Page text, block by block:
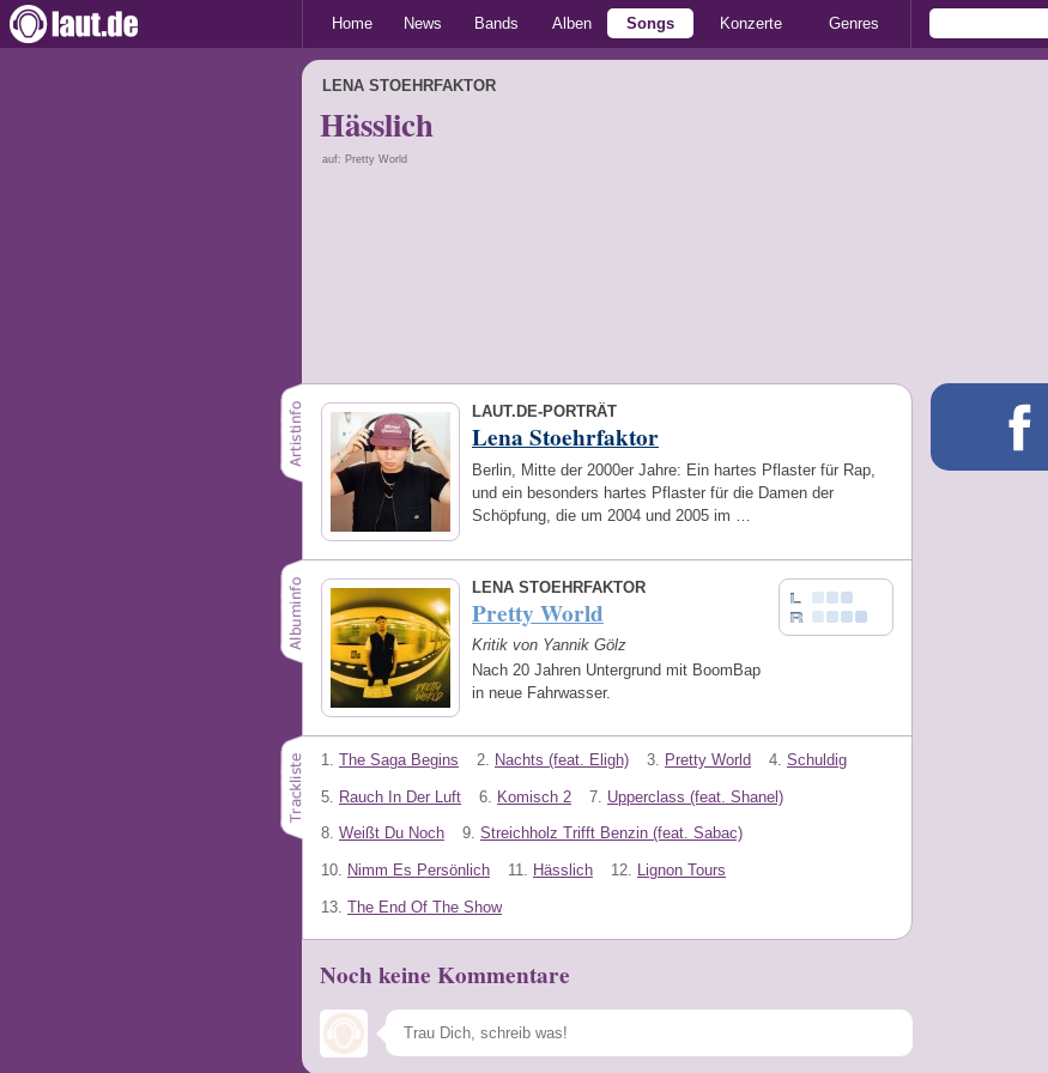
Home News Bands Alben Songs Konzerte Genres
LENA STOEHRFAKTOR
Hässlich
auf: Pretty World
LAUT.DE-PORTRÄT
Lena Stoehrfaktor
Berlin, Mitte der 2000er Jahre: Ein hartes Pflaster für Rap,
und ein besonders hartes Pflaster für die Damen der
Schöpfung, die um 2004 und 2005 im …
LENA STOEHRFAKTOR
Pretty World
Kritik von Yannik Gölz
Nach 20 Jahren Untergrund mit BoomBap
in neue Fahrwasser.
1. The Saga Begins 2. Nachts (feat. Eligh) 3. Pretty World 4. Schuldig
5. Rauch In Der Luft 6. Komisch 2 7. Upperclass (feat. Shanel)
8. Weißt Du Noch 9. Streichholz Trifft Benzin (feat. Sabac)
10. Nimm Es Persönlich 11. Hässlich 12. Lignon Tours
13. The End Of The Show
Noch keine Kommentare